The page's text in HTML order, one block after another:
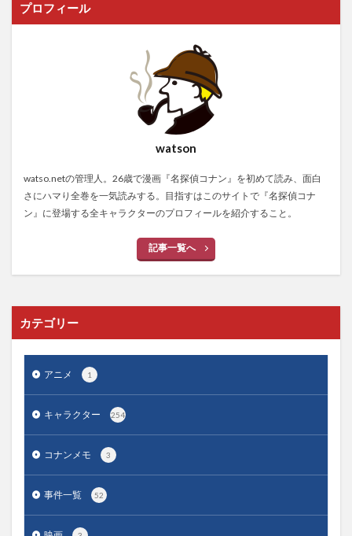
プロフィール
watson
watso.netの管理人。26歳で漫画『名探偵コナン』を初めて読み、面白
さにハマり全巻を一気読みする。目指すはこのサイトで『名探偵コナ
ン』に登場する全キャラクターのプロフィールを紹介すること。
記事一覧へ
カテゴリー
アニメ 1
キャラクター 254
コナンメモ 3
事件一覧 52